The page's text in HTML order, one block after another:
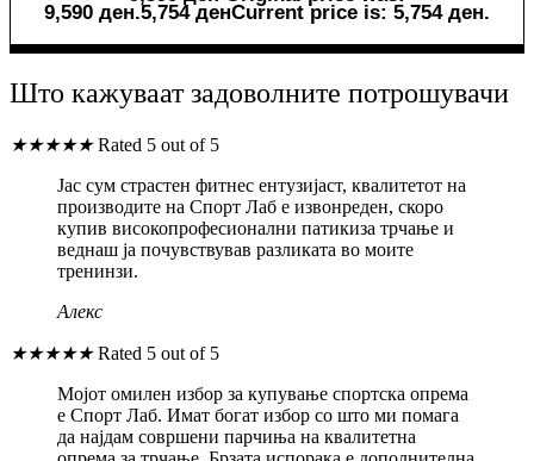
9,590 ден.5,754денCurrent price is: 5,754 ден.
Што кажуваат задоволните потрошувачи
★★★★★ Rated 5 out of 5
Јас сум страстен фитнес ентузијаст, квалитетот на
производите на Спорт Лаб е извонреден, скоро
купив високопрофесионални патикиза трчање и
веднаш ја почувствував разликата во моите
тренинзи.
Алекс
★★★★★ Rated 5 out of 5
Мојот омилен избор за купување спортска опрема
е Спорт Лаб. Имат богат избор со што ми помага
да најдам совршени парчиња на квалитетна